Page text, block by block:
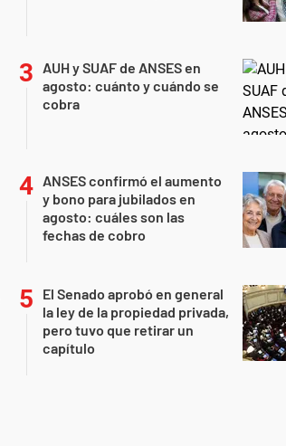
AUH y SUAF de ANSES en
agosto: cuánto y cuándo se
cobra
ANSES confirmó el aumento
y bono para jubilados en
agosto: cuáles son las
fechas de cobro
El Senado aprobó en general
la ley de la propiedad privada,
pero tuvo que retirar un
capítulo